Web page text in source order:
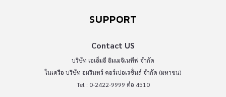
SUPPORT
Contact US
บริษัท เอเอ็มอี อิมเมจิเนทีฟ จำกัด
ในเครือ บริษัท อมรินทร์ คอร์เปอเรชั่นส์ จำกัด (มหาชน)
Tel : 0-2422-9999 ต่อ 4510